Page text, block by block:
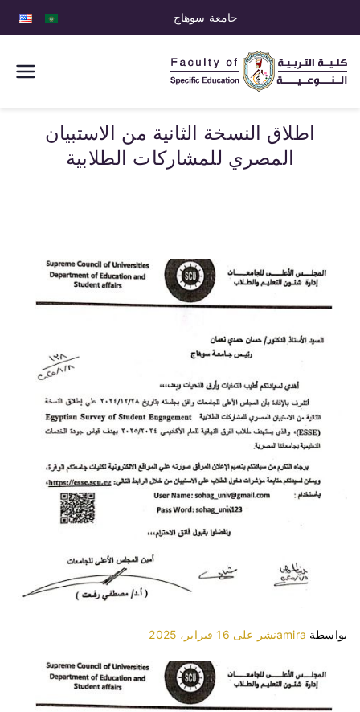
جامعة سوهاج
كلية التربية
النوعية
اطلاق النسخة الثانية من الاستبيان
المصري للمشاركات الطلابية
بواسطة amiraنشر على 16 فبراير، 2025